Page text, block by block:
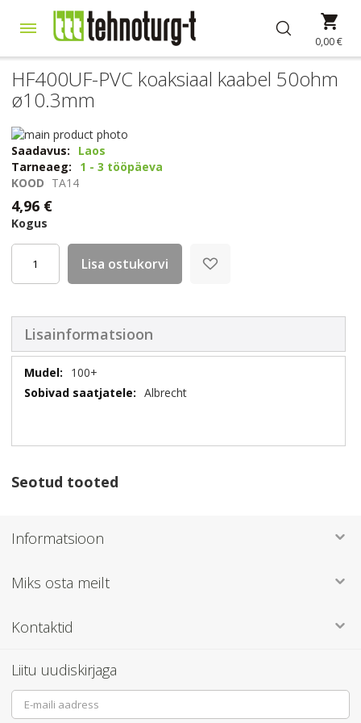
to
0,00 €
HF400UF-PVC koaksiaal kaabel 50ohm
ø10.3mm
Skip
to
the
end
of
the
images
gallery
Skip
to
the
beginning
of
the
images
gallery
Saadavus:
Laos
Tarneaeg:
1 - 3 tööpäeva
KOOD TA14
4,96 €
Kogus
Lisa ostukorvi
Lisainformatsioon
Lisainformatsioon
100+
Albrecht
Seotud tooted
Informatsioon
Miks osta meilt
Kontaktid
Liitu uudiskirjaga
Sign
Up